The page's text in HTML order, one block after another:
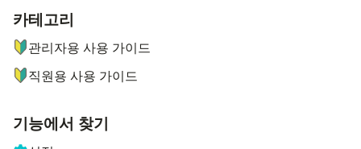
ナビゲーションメニュー
카테고리
관리자용 사용 가이드
직원용 사용 가이드
기능에서 찾기